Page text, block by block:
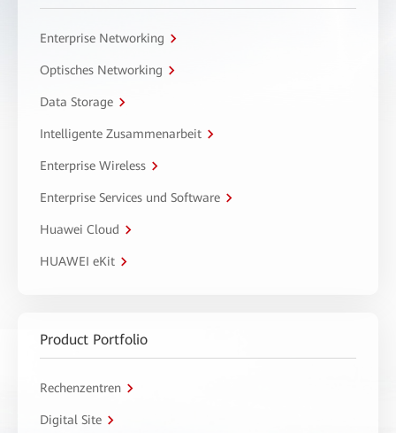
Enterprise Networking
Optisches Networking
Data Storage
Intelligente Zusammenarbeit
Enterprise Wireless
Enterprise Services und Software
Huawei Cloud
HUAWEI eKit
Product Portfolio
Rechenzentren
Digital Site